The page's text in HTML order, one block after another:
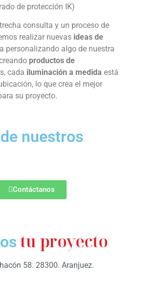
de protección IK)
consulta y un proceso de
realizar nuevas ideas de
personalizando algo de nuestra
productos de
cada iluminación a medida está
lo que crea el mejor
su proyecto.
nuestros
Contáctanos
tu proyecto
58. 28300. Aranjuez.